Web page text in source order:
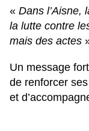
« Dans l’Aisne,
la lutte contre
mais des actes
Un message
de renforcer
et